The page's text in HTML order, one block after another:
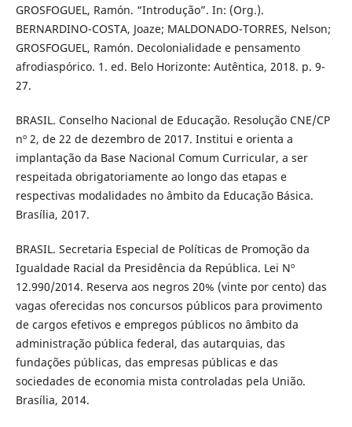
GROSFOGUEL, Ramón. “Introdução”. In: (Org.).
BERNARDINO-COSTA, Joaze; MALDONADO-TORRES, Nelson;
GROSFOGUEL, Ramón. Decolonialidade e pensamento
afrodiaspórico. 1. ed. Belo Horizonte: Autêntica, 2018. p. 9-
27.
BRASIL. Conselho Nacional de Educação. Resolução CNE/CP
nº 2, de 22 de dezembro de 2017. Institui e orienta a
implantação da Base Nacional Comum Curricular, a ser
respeitada obrigatoriamente ao longo das etapas e
respectivas modalidades no âmbito da Educação Básica.
Brasília, 2017.
BRASIL. Secretaria Especial de Políticas de Promoção da
Igualdade Racial da Presidência da República. Lei Nº
12.990/2014. Reserva aos negros 20% (vinte por cento) das
vagas oferecidas nos concursos públicos para provimento
de cargos efetivos e empregos públicos no âmbito da
administração pública federal, das autarquias, das
fundações públicas, das empresas públicas e das
sociedades de economia mista controladas pela União.
Brasília, 2014.